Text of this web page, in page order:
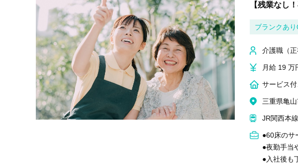
【残業なし
ブランクあり
介護職（正
月給 19 万
サービス
三重県亀
JR関西本
●60床のサ
●夜勤手当
●入社後も